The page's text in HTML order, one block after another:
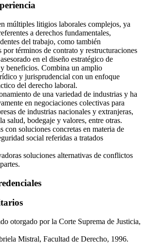
múltiples litigios laborales complejos, ya
a derechos fundamentales,
del trabajo, como también
por términos de contrato y restructuraciones
en el diseño estratégico de
beneficios. Combina un amplio
y jurisprudencial con un enfoque
del derecho laboral.
de una variedad de industrias y ha
en negociaciones colectivas para
de industrias nacionales y extranjeras,
salud, bodegaje y valores, entre otras.
con soluciones concretas en materia de
social referidas a tratados
soluciones alternativas de conflictos
otorgado por la Corte Suprema de Justicia,
Mistral, Facultad de Derecho, 1996.